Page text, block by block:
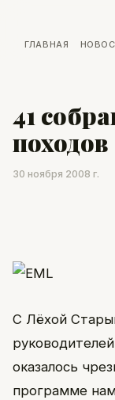
ГЛАВНАЯ
41
30 ноября 2008 г.
С Лёхой
оказалось
программе